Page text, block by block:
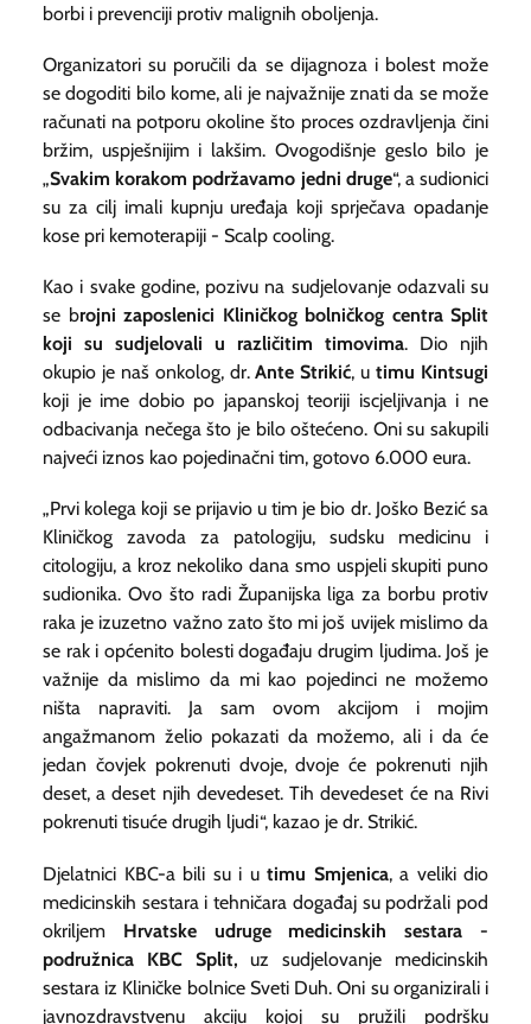
borbi i prevenciji protiv malignih oboljenja.
Organizatori su poručili da se dijagnoza i bolest može
se dogoditi bilo kome, ali je najvažnije znati da se može
računati na potporu okoline što proces ozdravljenja čini
bržim, uspješnijim i lakšim. Ovogodišnje geslo bilo je
„Svakim korakom podržavamo jedni druge“, a sudionici
su za cilj imali kupnju uređaja koji sprječava opadanje
kose pri kemoterapiji - Scalp cooling.
Kao i svake godine, pozivu na sudjelovanje odazvali su
se brojni zaposlenici Kliničkog bolničkog centra Split
koji su sudjelovali u različitim timovima. Dio njih
okupio je naš onkolog, dr.Ante Strikić, utimu Kintsugi
koji je ime dobio po japanskoj teoriji iscjeljivanja i ne
odbacivanja nečega što je bilo oštećeno. Oni su sakupili
najveći iznos kao pojedinačni tim, gotovo 6.000 eura.
„Prvi kolega koji se prijavio u tim je bio dr. Joško Bezić sa
Kliničkog zavoda za patologiju, sudsku medicinu i
citologiju, a kroz nekoliko dana smo uspjeli skupiti puno
sudionika. Ovo što radi Županijska liga za borbu protiv
raka je izuzetno važno zato što mi još uvijek mislimo da
se rak i općenito bolesti događaju drugim ljudima. Još je
važnije da mislimo da mi kao pojedinci ne možemo
ništa napraviti. Ja sam ovom akcijom i mojim
angažmanom želio pokazati da možemo, ali i da će
jedan čovjek pokrenuti dvoje, dvoje će pokrenuti njih
deset, a deset njih devedeset. Tih devedeset će na Rivi
pokrenuti tisuće drugih ljudi“, kazao je dr. Strikić.
Djelatnici KBC-a bili su i u timu Smjenica, a veliki dio
medicinskih sestara i tehničara događaj su podržali pod
okriljem Hrvatske udruge medicinskih sestara -
podružnica KBC Split, uz sudjelovanje medicinskih
sestara iz Kliničke bolnice Sveti Duh. Oni su organizirali i
javnozdravstvenu akciju kojoj su pružili podršku